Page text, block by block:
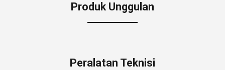
Produk Unggulan
Peralatan Teknisi